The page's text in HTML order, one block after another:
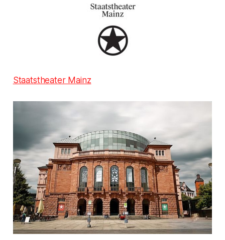
Staatstheater Mainz